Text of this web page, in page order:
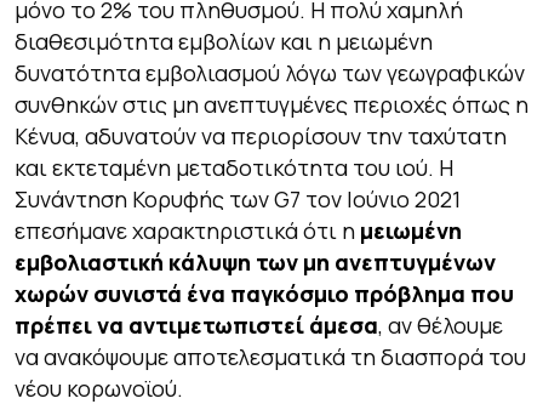
μόνο το 2% του πληθυσμού. Η πολύ χαμηλή
διαθεσιμότητα εμβολίων και η μειωμένη
δυνατότητα εμβολιασμού λόγω των γεωγραφικών
συνθηκών στις μη ανεπτυγμένες περιοχές όπως η
Κένυα, αδυνατούν να περιορίσουν την ταχύτατη
και εκτεταμένη μεταδοτικότητα του ιού. Η
Συνάντηση Κορυφής των G7 τον Ιούνιο 2021
επεσήμανε χαρακτηριστικά ότι η μειωμένη
εμβολιαστική κάλυψη των μη ανεπτυγμένων
χωρών συνιστά ένα παγκόσμιο πρόβλημα που
πρέπει να αντιμετωπιστεί άμεσα, αν θέλουμε
να ανακόψουμε αποτελεσματικά τη διασπορά του
νέου κορωνοϊού.